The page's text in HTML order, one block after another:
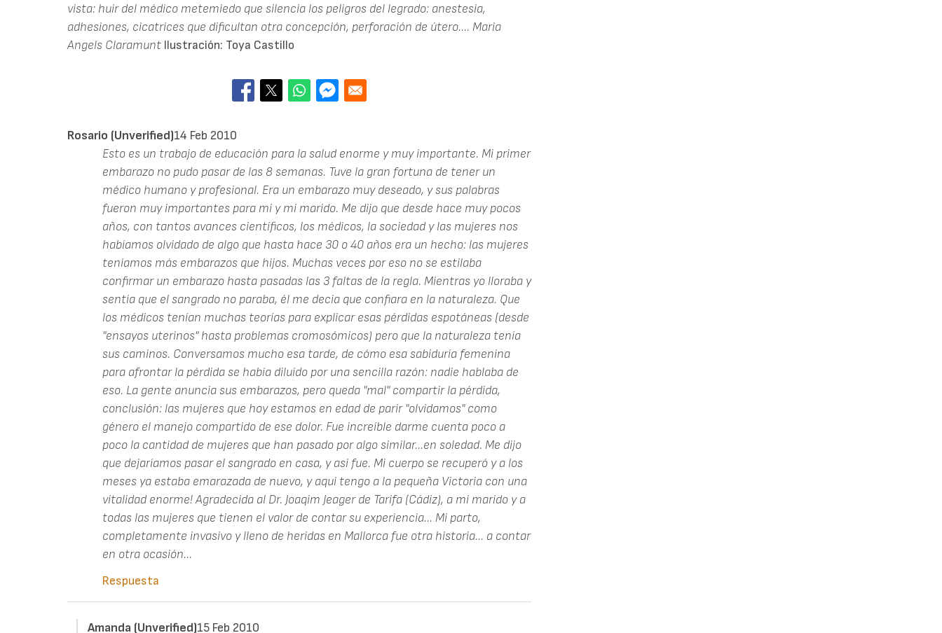
vista: huir del médico metemiedo que silencia los peligros del legrado: anestesia,
adhesiones, cicatrices que dificultan otra concepción, perforación de útero.... Maria
Angels Claramunt Ilustración: Toya Castillo
Rosario (unverified)14 Feb 2010
Esto es un trabajo de educación para la salud enorme y muy importante. Mi primer
embarazo no pudo pasar de las 8 semanas. Tuve la gran fortuna de tener un
médico humano y profesional. Era un embarazo muy deseado, y sus palabras
fueron muy importantes para mi y mi marido. Me dijo que desde hace muy pocos
años, con tantos avances científicos, los médicos, la sociedad y las mujeres nos
habíamos olvidado de algo que hasta hace 30 o 40 años era un hecho: las mujeres
teníamos más embarazos que hijos. Muchas veces por eso no se estilaba
confirmar un embarazo hasta pasadas las 3 faltas de la regla. Mientras yo lloraba y
sentía que el sangrado no paraba, él me decía que confiara en la naturaleza. Que
los médicos tenían muchas teorías para explicar esas pérdidas espotáneas (desde
"ensayos uterinos" hasta problemas cromosómicos) pero que la naturaleza tenía
sus caminos. Conversamos mucho esa tarde, de cómo esa sabiduría femenina
para afrontar la pérdida se había diluído por una sencilla razón: nadie hablaba de
eso. La gente anuncia sus embarazos, pero queda "mal" compartir la pérdida,
conclusión: las mujeres que hoy estamos en edad de parir "olvidamos" como
género el manejo compartido de ese dolor. Fue increíble darme cuenta poco a
poco la cantidad de mujeres que han pasado por algo similar...en soledad. Me dijo
que dejaríamos pasar el sangrado en casa, y asi fue. Mi cuerpo se recuperó y a los
meses ya estaba emarazada de nuevo, y aqui tengo a la pequeña Victoria con una
vitalidad enorme! Agradecida al Dr. Joaqim Jeager de Tarifa (Cádiz), a mi marido y a
todas las mujeres que tienen el valor de contar su experiencia... Mi parto,
completamente invasivo y lleno de heridas en Mallorca fue otra historia... a contar
en otra ocasión...
Respuesta
Amanda (unverified)15 Feb 2010